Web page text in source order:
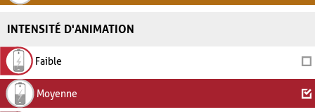
INTENSITÉ D'ANIMATION
Faible
Moyenne